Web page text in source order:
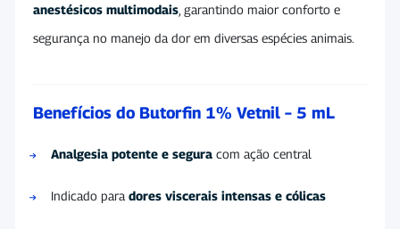
anestésicos multimodais , garantindo maior conforto e
segurança no manejo da dor em diversas espécies animais.
Benefícios do Butorfin 1% Vetnil – 5 mL
Analgesia potente e segura com ação central
Indicado para dores viscerais intensas e cólicas